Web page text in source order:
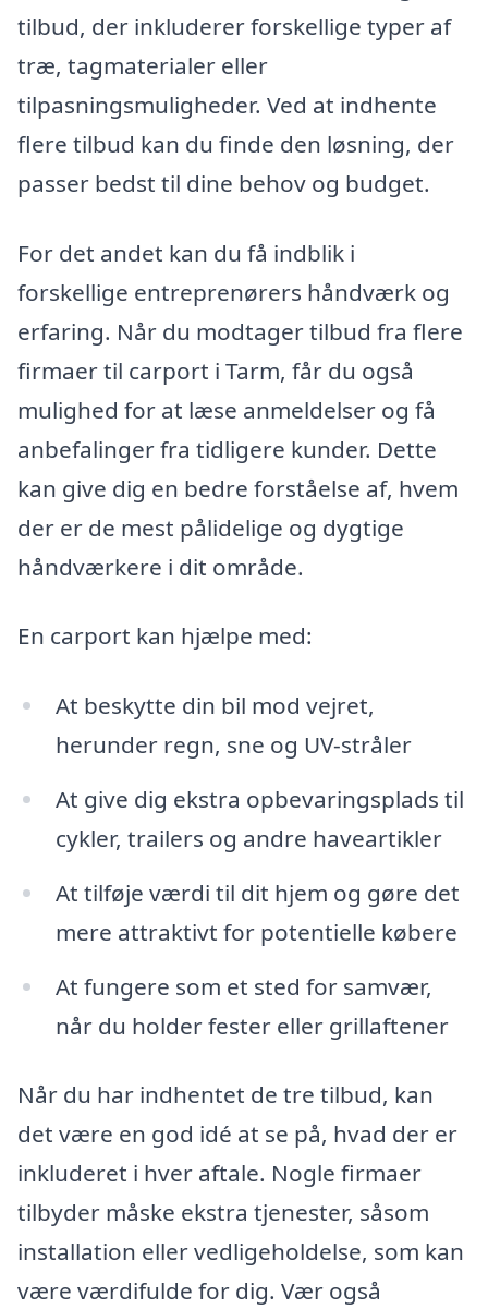
tilbud, der inkluderer forskellige typer af
træ, tagmaterialer eller
tilpasningsmuligheder. Ved at indhente
flere tilbud kan du finde den løsning, der
passer bedst til dine behov og budget.
For det andet kan du få indblik i
forskellige entreprenørers håndværk og
erfaring. Når du modtager tilbud fra flere
firmaer til carport i Tarm, får du også
mulighed for at læse anmeldelser og få
anbefalinger fra tidligere kunder. Dette
kan give dig en bedre forståelse af, hvem
der er de mest pålidelige og dygtige
håndværkere i dit område.
En carport kan hjælpe med:
At beskytte din bil mod vejret,
herunder regn, sne og UV-stråler
At give dig ekstra opbevaringsplads til
cykler, trailers og andre haveartikler
At tilføje værdi til dit hjem og gøre det
mere attraktivt for potentielle købere
At fungere som et sted for samvær,
når du holder fester eller grillaftener
Når du har indhentet de tre tilbud, kan
det være en god idé at se på, hvad der er
inkluderet i hver aftale. Nogle firmaer
tilbyder måske ekstra tjenester, såsom
installation eller vedligeholdelse, som kan
være værdifulde for dig. Vær også